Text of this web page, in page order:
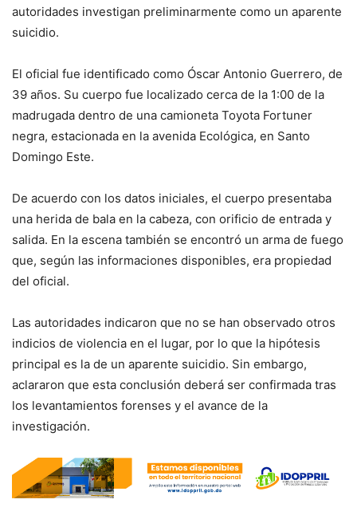
autoridades investigan preliminarmente como un aparente
suicidio.
El oficial fue identificado como Óscar Antonio Guerrero, de
39 años. Su cuerpo fue localizado cerca de la 1:00 de la
madrugada dentro de una camioneta Toyota Fortuner
negra, estacionada en la avenida Ecológica, en Santo
Domingo Este.
De acuerdo con los datos iniciales, el cuerpo presentaba
una herida de bala en la cabeza, con orificio de entrada y
salida. En la escena también se encontró un arma de fuego
que, según las informaciones disponibles, era propiedad
del oficial.
Las autoridades indicaron que no se han observado otros
indicios de violencia en el lugar, por lo que la hipótesis
principal es la de un aparente suicidio. Sin embargo,
aclararon que esta conclusión deberá ser confirmada tras
los levantamientos forenses y el avance de la
investigación.